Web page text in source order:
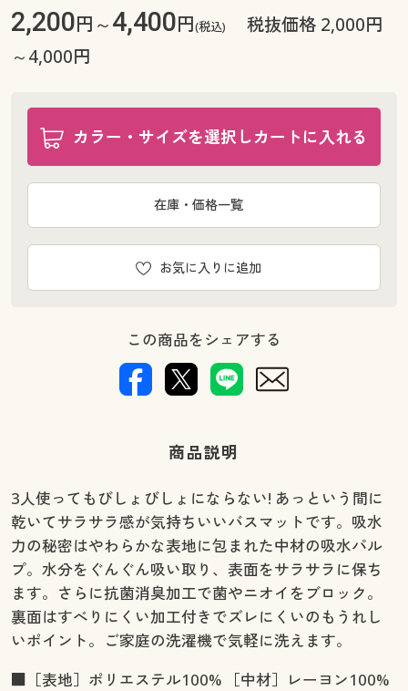
よくある質問とお問い合わせ
2,200円～4,400円(税込)
税抜価格 2,000円
～4,000円
カラー・サイズを選択しカートに入れる
お気に入りに追加
在庫・価格一覧
この商品をシェアする
商品説明
3人使ってもびしょびしょにならない! あっという間に
乾いてサラサラ感が気持ちいいバスマットです。吸水
力の秘密はやわらかな表地に包まれた中材の吸水パル
プ。水分をぐんぐん吸い取り、表面をサラサラに保ち
ます。さらに抗菌消臭加工で菌やニオイをブロック。
裏面はすべりにくい加工付きでズレにくいのもうれし
いポイント。ご家庭の洗濯機で気軽に洗えます。
■［表地］ポリエステル100% ［中材］レーヨン100%